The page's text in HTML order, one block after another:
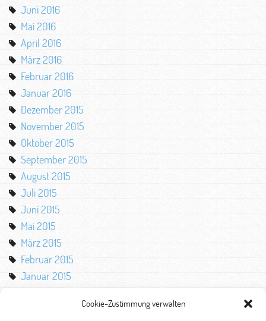
Cookie-Zustimmung verwalten
Juni 2016
Mai 2016
April 2016
März 2016
Februar 2016
Januar 2016
Dezember 2015
November 2015
Oktober 2015
September 2015
August 2015
Juli 2015
Juni 2015
Mai 2015
März 2015
Februar 2015
Januar 2015